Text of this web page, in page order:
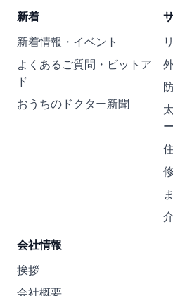
新着
新着情報・イベント
よくあるご質問・ビットア
ド
おうちのドクター新聞
会社情報
挨拶
会社概要